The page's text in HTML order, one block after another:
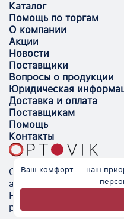
Optovik.com -
автоматизации
Низкие цены, надёжные
работы.
Каталог
Помощь по торгам
О компании
Акции
Новости
Поставщики
Вопросы о продукции
Юридическая
Доставка и оплата
Поставщикам
Помощь
Контакты
Ваш комфорт — наш